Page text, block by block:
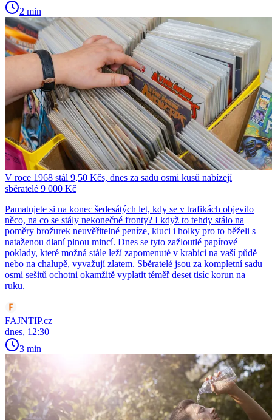
2 min
V roce 1968 stál 9,50 Kčs, dnes za sadu osmi kusů nabízejí
sběratelé 9 000 Kč
Pamatujete si na konec šedesátých let, kdy se v trafikách objevilo
něco, na co se stály nekonečné fronty? I když to tehdy stálo na
poměry brožurek neuvěřitelné peníze, kluci i holky pro to běželi s
nataženou dlaní plnou mincí. Dnes se tyto zažloutlé papírové
poklady, které možná stále leží zapomenuté v krabici na vaší půdě
nebo na chalupě, vyvažují zlatem. Sběratelé jsou za kompletní sadu
osmi sešitů ochotni okamžitě vyplatit téměř deset tisíc korun na
ruku.
FAJNTIP.cz
dnes, 12:30
3 min